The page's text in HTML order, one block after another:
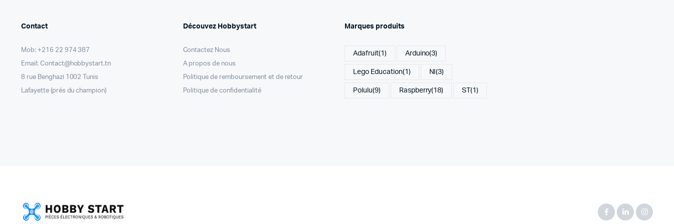
Contact
Mob: +216 22 974 387
Email: Contact@hobbystart.tn
8 rue Benghazi 1002 Tunis
Lafayette (prés du champion)
Découvez Hobbystart
Contactez Nous
A propos de nous
Politique de remboursement et de retour
Politique de confidentialité
Marques produits
Adafruit(1) Arduino(3)
Lego Education(1) NI(3)
Polulu(9) Raspberry(18) ST(1)